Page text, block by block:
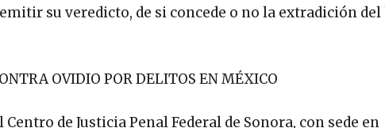
su veredicto, de si concede o no la extradición del
OVIDIO POR DELITOS EN MÉXICO
de Justicia Penal Federal de Sonora, con sede en